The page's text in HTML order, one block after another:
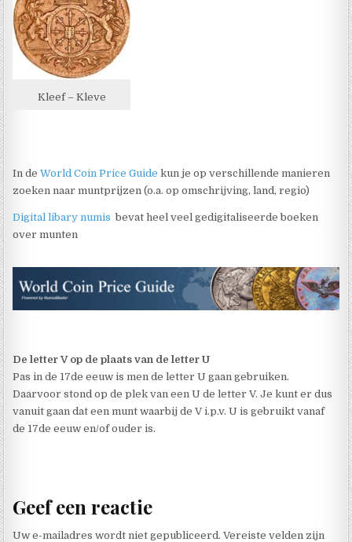
Kleef – Kleve
In deWorld Coin Price Guide kun je op verschillende manieren
zoeken naar muntprijzen (o.a. op omschrijving, land, regio)
Digital libary numis bevat heel veel gedigitaliseerde boeken
over munten
De letter V op de plaats van de letter U
Pas in de 17de eeuw is men de letter U gaan gebruiken.
Daarvoor stond op de plek van een U de letter V. Je kunt er dus
vanuit gaan dat een munt waarbij de V i.p.v. U is gebruikt vanaf
de 17de eeuw en/of ouder is.
Geef een reactie
Uw e-mailadres wordt niet gepubliceerd. Vereiste velden zijn